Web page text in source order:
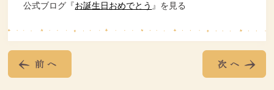
公式ブログ『お誕生日おめでとう 』を見る